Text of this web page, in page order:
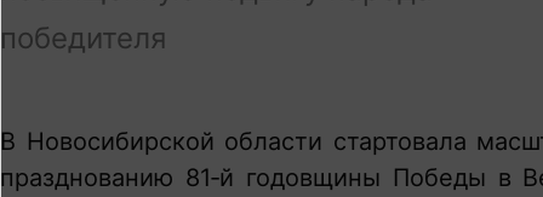
победителя
В Новосибирской области стартовала
празднованию 81‑й годовщины Победы в